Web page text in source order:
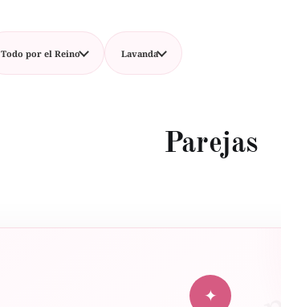
Todo por el Reino Lavanda
Parejas
✦